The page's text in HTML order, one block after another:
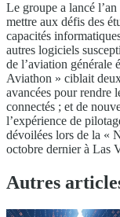
Le groupe a lancé
mettre aux défis des
capacités
autres logiciels
de l’aviation générale
Aviathon » ciblait
avancées pour rendre
connectés ; et de
l’expérience de
dévoilées lors de la «
octobre dernier à Las
Autres